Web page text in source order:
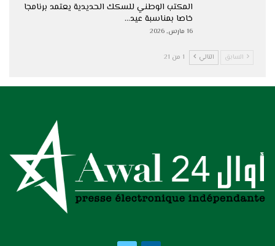
المكتب الوطني للسكك الحديدية يعتمد برنامجا
خاصا بمناسبة عيد…
16 مارس, 2026
السابق التالي 1 من 21